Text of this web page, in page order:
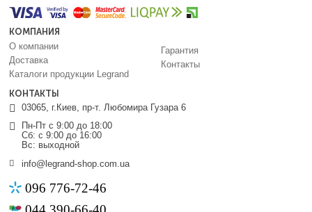
КОНТАКТЫ
03065, г.Киев, пр-т. Любомира Гузара 6
Пн-Пт с 9:00 до 18:00
Сб: с 9:00 до 16:00
Вс: выходной
info@legrand-shop.com.ua
096 776-72-46
КОМПАНИЯ
О компании
Доставка
Каталоги продукции Legrand
Гарантия
Контакты